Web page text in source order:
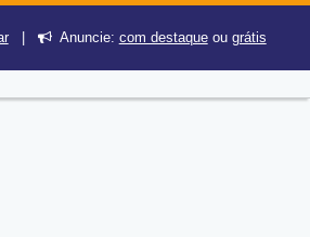
| Anuncie: com destaqueou grátis